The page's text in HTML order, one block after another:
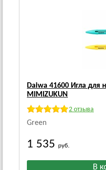
Daiwa 41600 Игла для
MIMIZUKUN
2 отзыва
Green
1 535 руб.